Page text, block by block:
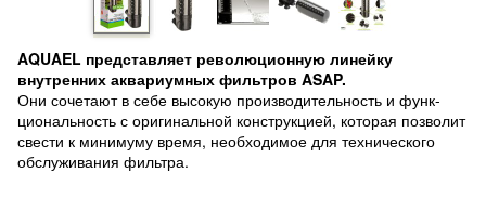
AQUAEL представляет революционную линейку
внутренних аквариумных фильтров ASAP.
Они сочетают в себе высокую производительность и функ-
циональность с оригинальной конструкцией, которая позволит
свести к минимуму время, необходимое для технического
обслуживания фильтра.